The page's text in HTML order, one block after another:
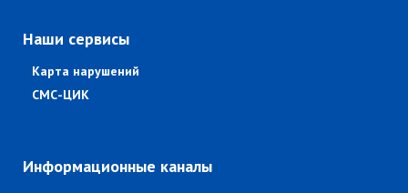
Наши сервисы
Карта нарушений
СМС-ЦИК
Информационные каналы